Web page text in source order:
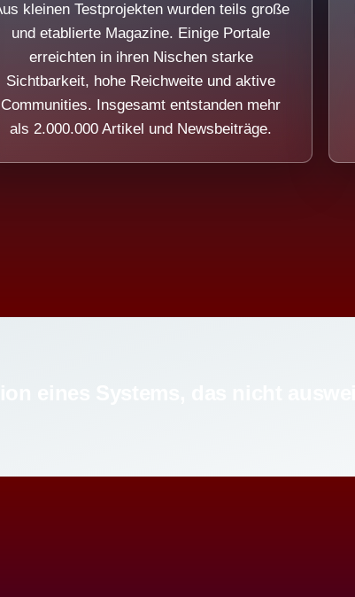
kleinen Testprojekten wurden teils große
und etablierte Magazine. Einige Portale
erreichten in ihren Nischen starke
Sichtbarkeit, hohe Reichweite und aktive
Communities. Insgesamt entstanden mehr
als 2.000.000 Artikel und Newsbeiträge.